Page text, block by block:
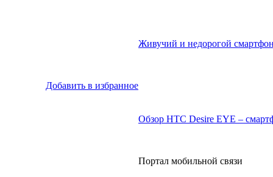
Добавить в избранное
Живучий и недорогой
Обзор HTC Desire EYE –
Портал мобильной связи